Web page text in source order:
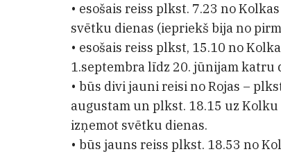
• esošais reiss plkst. 7.23 no
svētku dienas (iepriekš bija no
• esošais reiss plkst, 15.10 no
1.septembra līdz 20. jūnijam katru
• būs divi jauni reisi no Rojas –
augustam un plkst. 18.15 uz
izņemot svētku dienas.
• būs jauns reiss plkst. 18.53 no